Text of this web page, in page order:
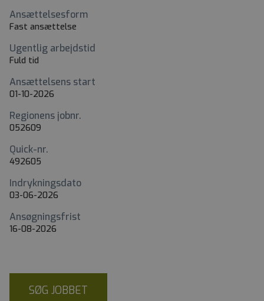
Ansættelsesform
Fast ansættelse
Ugentlig arbejdstid
Fuld tid
Ansættelsens start
01-10-2026
Regionens jobnr.
052609
Quick-nr.
492605
Indrykningsdato
03-06-2026
Ansøgningsfrist
16-08-2026
SØG JOBBET